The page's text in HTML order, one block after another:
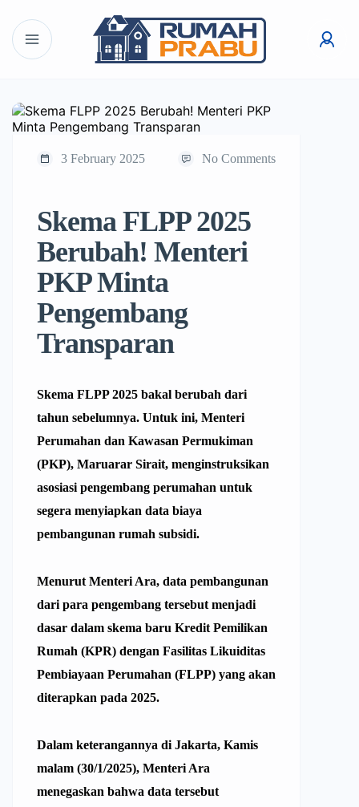
3 February 2025 No Comments
Skema FLPP 2025
Berubah! Menteri
PKP Minta
Pengembang
Transparan
Skema FLPP 2025 bakal berubah dari
tahun sebelumnya. Untuk ini, Menteri
Perumahan dan Kawasan Permukiman
(PKP), Maruarar Sirait, menginstruksikan
asosiasi pengembang perumahan untuk
segera menyiapkan data biaya
pembangunan rumah subsidi.
Menurut Menteri Ara, data pembangunan
dari para pengembang tersebut menjadi
dasar dalam skema baru Kredit Pemilikan
Rumah (KPR) dengan Fasilitas Likuiditas
Pembiayaan Perumahan (FLPP) yang akan
diterapkan pada 2025.
Dalam keterangannya di Jakarta, Kamis
malam (30/1/2025), Menteri Ara
menegaskan bahwa data tersebut